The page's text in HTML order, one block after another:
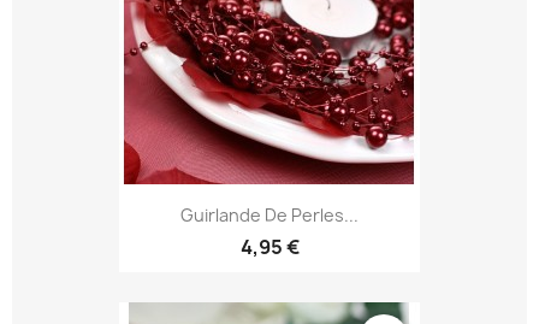
Guirlande De Perles...
4,95 €